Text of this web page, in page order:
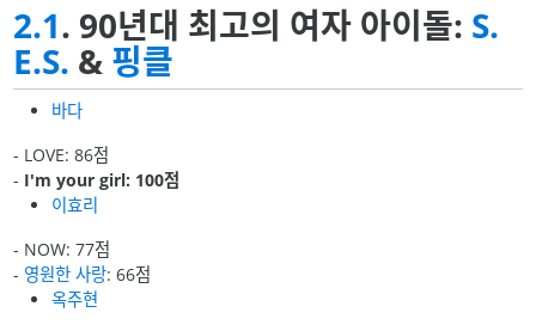
2.1. 90년대 최고의 여자 아이돌: S.
E.S. & 핑클
바다
- LOVE: 86점
- I'm your girl: 100점
이효리
- NOW: 77점
- 영원한 사랑: 66점
옥주현